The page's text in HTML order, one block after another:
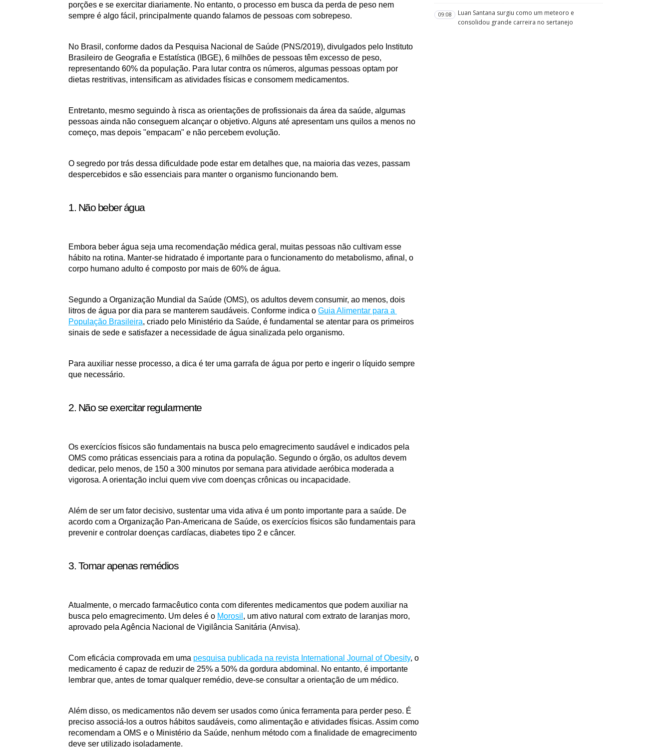
porções e se exercitar diariamente. No entanto, o processo em busca da perda de peso nem
sempre é algo fácil, principalmente quando falamos de pessoas com sobrepeso.
No Brasil, conforme dados da Pesquisa Nacional de Saúde (PNS/2019), divulgados pelo Instituto
Brasileiro de Geografia e Estatística (IBGE), 6 milhões de pessoas têm excesso de peso,
representando 60% da população. Para lutar contra os números, algumas pessoas optam por
dietas restritivas, intensificam as atividades físicas e consomem medicamentos.
Entretanto, mesmo seguindo à risca as orientações de profissionais da área da saúde, algumas
pessoas ainda não conseguem alcançar o objetivo. Alguns até apresentam uns quilos a menos no
começo, mas depois "empacam" e não percebem evolução.
O segredo por trás dessa dificuldade pode estar em detalhes que, na maioria das vezes, passam
despercebidos e são essenciais para manter o organismo funcionando bem.
1. Não beber água
Embora beber água seja uma recomendação médica geral, muitas pessoas não cultivam esse
hábito na rotina. Manter-se hidratado é importante para o funcionamento do metabolismo, afinal, o
corpo humano adulto é composto por mais de 60% de água.
Segundo a Organização Mundial da Saúde (OMS), os adultos devem consumir, ao menos, dois
litros de água por dia para se manterem saudáveis. Conforme indica o Guia Alimentar para a
População Brasileira, criado pelo Ministério da Saúde, é fundamental se atentar para os primeiros
sinais de sede e satisfazer a necessidade de água sinalizada pelo organismo.
Para auxiliar nesse processo, a dica é ter uma garrafa de água por perto e ingerir o líquido sempre
que necessário.
2. Não se exercitar regularmente
Os exercícios físicos são fundamentais na busca pelo emagrecimento saudável e indicados pela
OMS como práticas essenciais para a rotina da população. Segundo o órgão, os adultos devem
dedicar, pelo menos, de 150 a 300 minutos por semana para atividade aeróbica moderada a
vigorosa. A orientação inclui quem vive com doenças crônicas ou incapacidade.
Além de ser um fator decisivo, sustentar uma vida ativa é um ponto importante para a saúde. De
acordo com a Organização Pan-Americana de Saúde, os exercícios físicos são fundamentais para
prevenir e controlar doenças cardíacas, diabetes tipo 2 e câncer.
3. Tomar apenas remédios
Atualmente, o mercado farmacêutico conta com diferentes medicamentos que podem auxiliar na
busca pelo emagrecimento. Um deles é o Morosil , um ativo natural com extrato de laranjas moro,
aprovado pela Agência Nacional de Vigilância Sanitária (Anvisa).
Com eficácia comprovada em uma pesquisa publicada na revista International Journal of Obesity, o
medicamento é capaz de reduzir de 25% a 50% da gordura abdominal. No entanto, é importante
lembrar que, antes de tomar qualquer remédio, deve-se consultar a orientação de um médico.
Além disso, os medicamentos não devem ser usados como única ferramenta para perder peso. É
preciso associá-los a outros hábitos saudáveis, como alimentação e atividades físicas. Assim como
recomendam a OMS e o Ministério da Saúde, nenhum método com a finalidade de emagrecimento
deve ser utilizado isoladamente.
09:08
Luan Santana surgiu como um meteoro e
consolidou grande carreira no sertanejo